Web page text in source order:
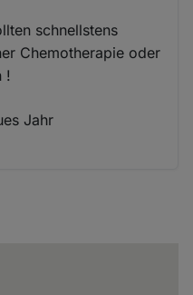
schnellstens
Chemotherapie oder
!
Jahr